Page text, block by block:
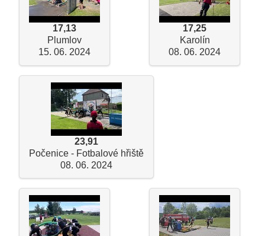
17,13
Plumlov
15. 06. 2024
17,25
Karolín
08. 06. 2024
23,91
Počenice - Fotbalové hřiště
08. 06. 2024